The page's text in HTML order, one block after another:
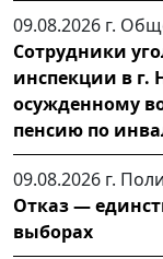
09.08.2026 г.
Сотрудники
инспекции в г.
осужденному
пенсию по
09.08.2026 г.
Отказ —
выборах